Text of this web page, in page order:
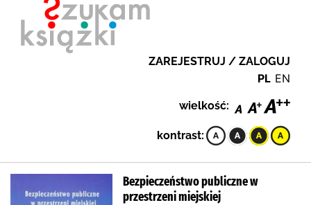
ZAREJESTRUJ / ZALOGUJ
PL EN
wielkość:
kontrast:
Bezpieczeństwo publiczne w
przestrzeni miejskiej